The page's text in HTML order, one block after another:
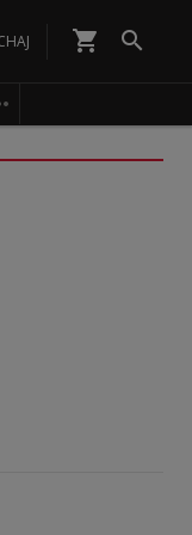
shopping_cart 